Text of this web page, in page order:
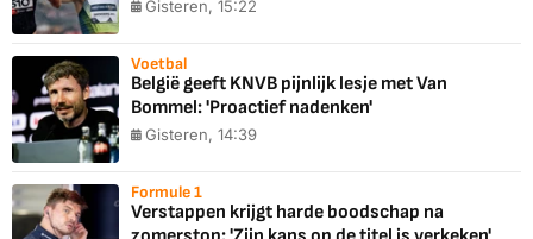
Gisteren, 15:22
Voetbal
België geeft KNVB pijnlijk lesje met Van
Bommel: 'Proactief nadenken'
Gisteren, 14:39
Formule 1
Verstappen krijgt harde boodschap na